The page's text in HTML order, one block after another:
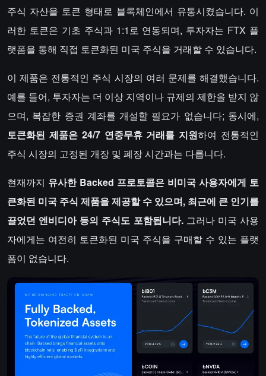
주식 자산을 토큰 형태로 블록체인에서 유통시켰습니다. 이
러한 토큰은 기초 주식과 1:1로 연동되며, 투자자는 FTX 플
랫폼을 통해 직접 토큰화된 미국 주식을 거래할 수 있습니다.
이 제품은 전통적인 주식 시장의 여러 문제를 해결했습니다.
예를 들어, 투자자는 더 이상 지역이나 규제의 제한을 받지 않
으며, 복잡한 증권 계좌를 개설할 필요가 없습니다; 동시에,
토큰화된 제품은 24/7 연중무휴 거래를 지원하여 전통적인
주식 시장의 고정된 개장 및 폐장 시간과는 다릅니다.
현재까지 유사한 Backed 프로토콜은 비미국 사용자에게 토
큰화된 미국 주식 제품을 제공할 수 있으며, 최근에 큰 인기를
끌었던 엔비디아 등의 주식도 포함됩니다.그러나 미국 사용
자에게는 여전히 토큰화된 미국 주식을 구매할 수 있는 플랫
폼이 없습니다.